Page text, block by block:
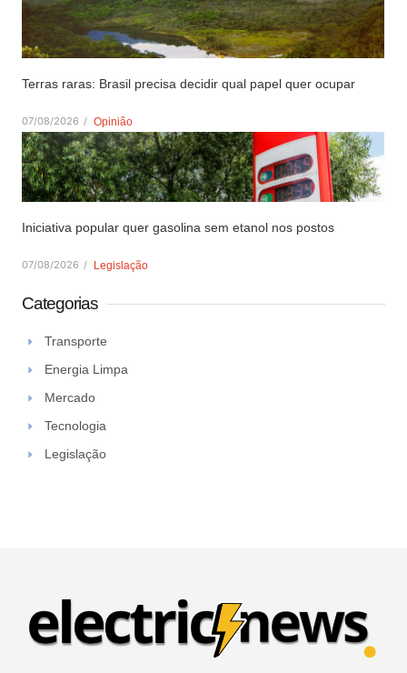
Terras raras: Brasil precisa decidir qual papel quer ocupar
07/08/2026 / Opinião
Iniciativa popular quer gasolina sem etanol nos postos
07/08/2026 / Legislação
Categorias
Transporte
Energia Limpa
Mercado
Tecnologia
Legislação